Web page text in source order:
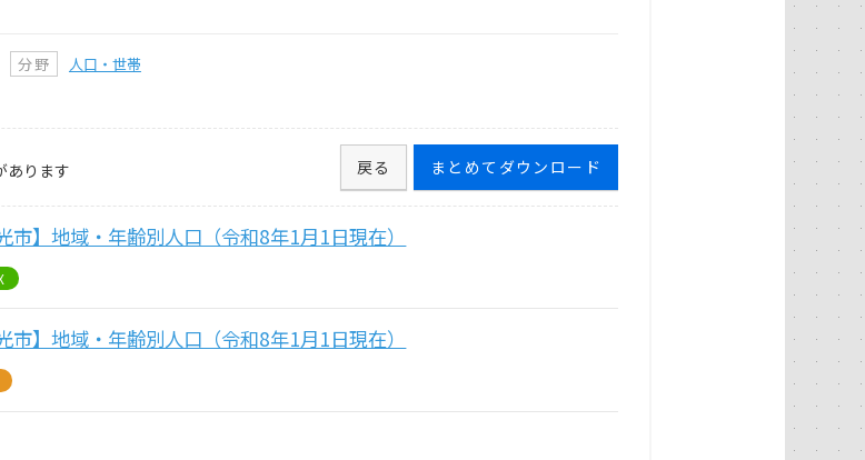
分野 人口・世帯
あります まとめてダウンロード
戻る
市】地域・年齢別人口（令和8年1月1日現在）
市】地域・年齢別人口（令和8年1月1日現在）